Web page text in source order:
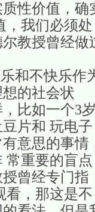
性价值，确
，我们必须处
教授曾经做
和不快乐作
的社会状
比如一个3岁
片和 玩电子
意思的事情
常重要的盲点
曾经专门指
看，那这是不